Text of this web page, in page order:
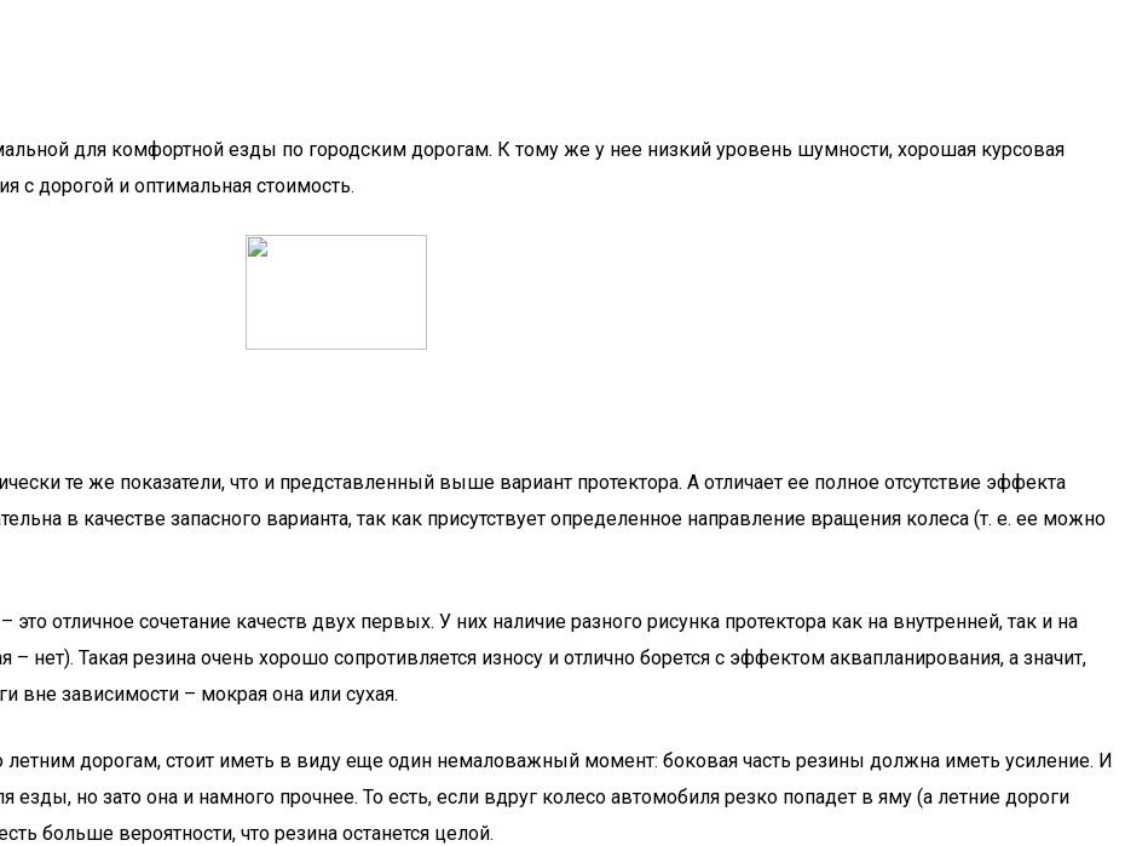
для комфортной езды по городским дорогам. К тому же у нее низкий уровень шумности, хорошая курсовая
с дорогой и оптимальная стоимость.
те же показатели, что и представленный выше вариант протектора. А отличает ее полное отсутствие эффекта
в качестве запасного варианта, так как присутствует определенное направление вращения колеса (т. е. ее можно
отличное сочетание качеств двух первых. У них наличие разного рисунка протектора как на внутренней, так и на
– нет). Такая резина очень хорошо сопротивляется износу и отлично борется с эффектом аквапланирования, а значит,
вне зависимости – мокрая она или сухая.
дорогам, стоит иметь в виду еще один немаловажный момент: боковая часть резины должна иметь усиление. И
но зато она и намного прочнее. То есть, если вдруг колесо автомобиля резко попадет в яму (а летние дороги
больше вероятности, что резина останется целой.